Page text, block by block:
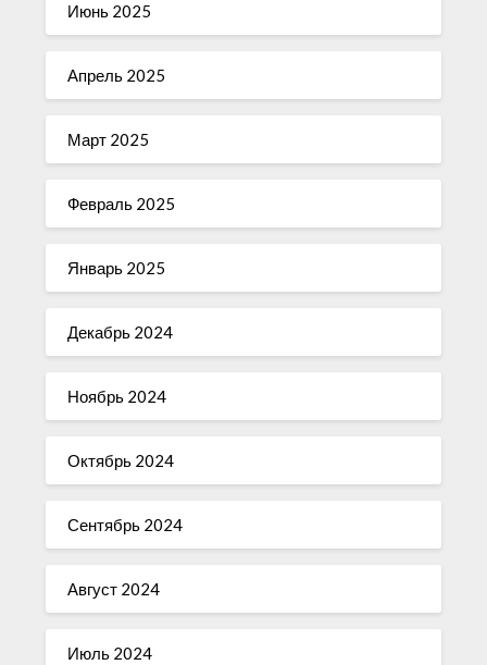
Июнь 2025
Апрель 2025
Март 2025
Февраль 2025
Январь 2025
Декабрь 2024
Ноябрь 2024
Октябрь 2024
Сентябрь 2024
Август 2024
Июль 2024